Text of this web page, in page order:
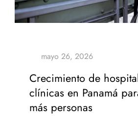
Crecimiento de
clínicas en Panamá
más personas